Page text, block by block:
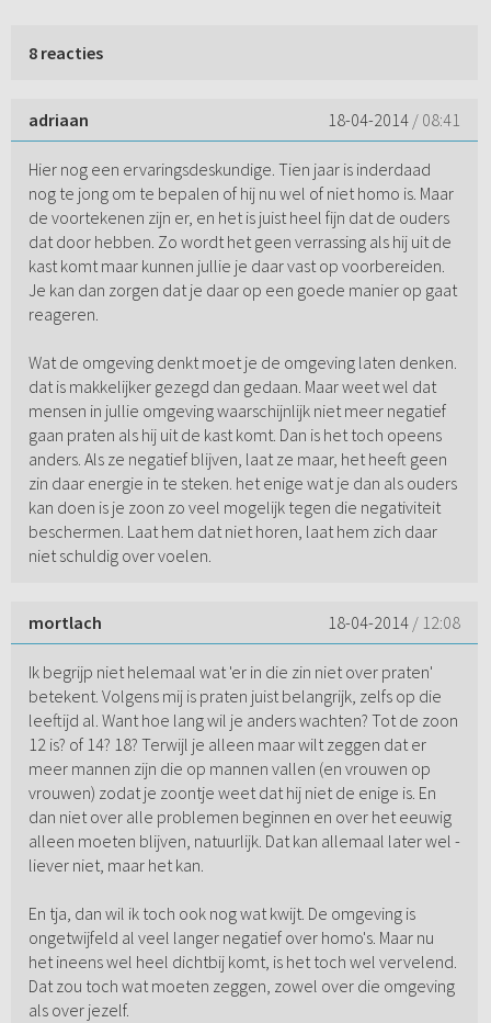
8 reacties
adriaan 18-04-2014 / 08:41
Hier nog een ervaringsdeskundige. Tien jaar is inderdaad
nog te jong om te bepalen of hij nu wel of niet homo is. Maar
de voortekenen zijn er, en het is juist heel fijn dat de ouders
dat door hebben. Zo wordt het geen verrassing als hij uit de
kast komt maar kunnen jullie je daar vast op voorbereiden.
Je kan dan zorgen dat je daar op een goede manier op gaat
reageren.
Wat de omgeving denkt moet je de omgeving laten denken.
dat is makkelijker gezegd dan gedaan. Maar weet wel dat
mensen in jullie omgeving waarschijnlijk niet meer negatief
gaan praten als hij uit de kast komt. Dan is het toch opeens
anders. Als ze negatief blijven, laat ze maar, het heeft geen
zin daar energie in te steken. het enige wat je dan als ouders
kan doen is je zoon zo veel mogelijk tegen die negativiteit
beschermen. Laat hem dat niet horen, laat hem zich daar
niet schuldig over voelen.
mortlach 18-04-2014 / 12:08
Ik begrijp niet helemaal wat 'er in die zin niet over praten'
betekent. Volgens mij is praten juist belangrijk, zelfs op die
leeftijd al. Want hoe lang wil je anders wachten? Tot de zoon
12 is? of 14? 18? Terwijl je alleen maar wilt zeggen dat er
meer mannen zijn die op mannen vallen (en vrouwen op
vrouwen) zodat je zoontje weet dat hij niet de enige is. En
dan niet over alle problemen beginnen en over het eeuwig
alleen moeten blijven, natuurlijk. Dat kan allemaal later wel -
liever niet, maar het kan.
En tja, dan wil ik toch ook nog wat kwijt. De omgeving is
ongetwijfeld al veel langer negatief over homo's. Maar nu
het ineens wel heel dichtbij komt, is het toch wel vervelend.
Dat zou toch wat moeten zeggen, zowel over die omgeving
als over jezelf.